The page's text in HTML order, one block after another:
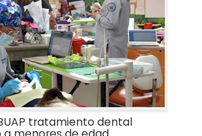
tratamiento dental